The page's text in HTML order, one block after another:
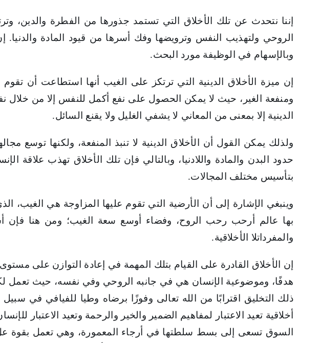
إننا نتحدث عن تلك الأخلاق التي تستمد جذورها من الفطرة والدين،
الروحي ولتهذيب النفس وترويضها وفك أسرها من قيود المادة والدنيا.
وبالإسهام في الوظيفة مورد البحث.
إن ميزة الأخلاق الدينية التي ترتكز على الغيب أنها استطاعت أن
ومنفعة الغير، حيث لا يمكن الحصول على نفع أكمل للنفس إلا من خلال نفع
الدينية إلا بمعنى من المعاني لا يشفي الغليل ولا يقنع السائل.
ولذلك يمكن القول أن الأخلاق الدينية لا تنبذ المنفعة، ولكنها
حدود البدن والمادة واللادنيا، وبالتالي فإن تلك الأخلاق تهذب
بتأسيس مختلف المجالات.
وينبغي الإشارة إلى أن الأرضية التي تقوم عليها المزاوجة هي الغيب،
بها عالم أرحب رحب الروح، وفضاء أوسع سعة الغيب؛ ومن هنا فإن
والمفرداتلا الأخلاقية.
إن الأخلاق القادرة على القيام بتلك المهمة في إعادة التوازن على
هدفًا، وموضوعية الإنسان هي في جانبه الروحي وفي نفسه، حيث تعمل لكن
ذلك التخليق اقترابًا من الله تعالى وفوزًا برضاه وطيا للفيافي في
أخلاقية تعيد الاعتبار لمفاهيم الضمير والخير والرحمة وتعيد الاعتبار
السوق تسعى إلى بسط سلطتها في أرجاء المعمورة، وهي تعمل بقوة